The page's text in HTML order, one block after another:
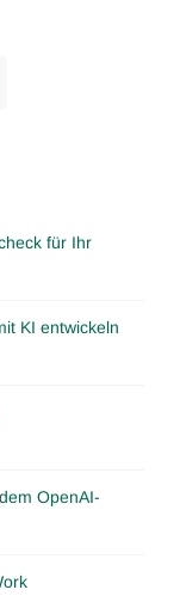
für Ihr
KI entwickeln
OpenAI-